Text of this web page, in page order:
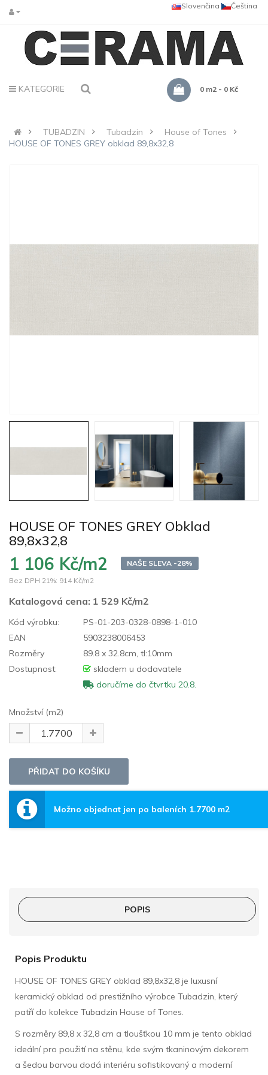
Čeština
Slovenčina
KATEGORIE 0 m2 - 0 Kč
TUBADZIN Tubadzin
House of Tones
HOUSE OF TONES GREY obklad 89,8x32,8
HOUSE OF TONES GREY Obklad
89,8x32,8
1 106 Kč/m2
NAŠE SLEVA -28%
Bez DPH 21%: 914 Kč/m2
Katalogová cena: 1 529 Kč/m2
Kód výrobku:
PS-01-203-0328-0898-1-010
EAN
5903238006453
Rozměry
89.8 x 32.8cm, tl:10mm
Dostupnost:
skladem u dodavatele
doručíme do čtvrtku 20.8.
Množství (m2)
Možno objednat jen po baleních 1.7700 m2
POPIS
Popis Produktu
HOUSE OF TONES GREY obklad 89,8x32,8 je luxusní
keramický obklad od prestižního výrobce Tubadzin, který
patří do kolekce Tubadzin House of Tones.
S rozměry 89,8 x 32,8 cm a tloušťkou 10 mm je tento obklad
ideální pro použití na stěnu, kde svým tkaninovým dekorem
a šedou barvou dodá interiéru sofistikovaný a moderní